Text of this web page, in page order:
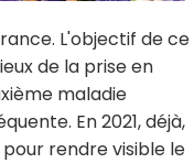
L'objectif de ce
de la prise en
maladie
En 2021, déjà,
rendre visible le